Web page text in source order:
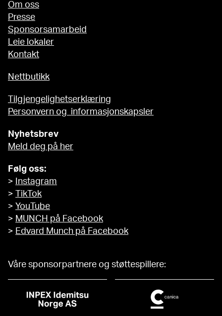
Om oss
Presse
Sponsorsamarbeid
Leie lokaler
Kontakt
Nettbutikk
Tilgjengelighetserklæring
Personvern og informasjonskapsler
Nyhetsbrev
Meld deg på her
Følg oss:
>
Instagram
>
TikTok
> YouTube
> MUNCH på Facebook
> Edvard Munch på Facebook
Våre sponsorpartnere og støttespillere: